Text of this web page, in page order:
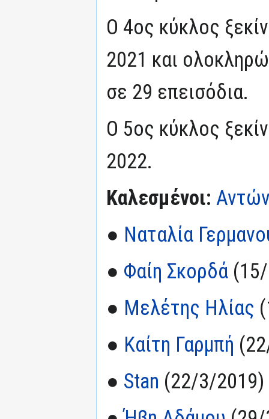
Ο 4ος κύκλος
2021 και
σε 29 επεισόδια.
Ο 5ος κύκλος
2022.
Καλεσμένοι:
● Ναταλία
● Φαίη Σκορδά
● Μελέτης Ηλίας
● Καίτη Γαρμπή
● Stan (22/3/2019)